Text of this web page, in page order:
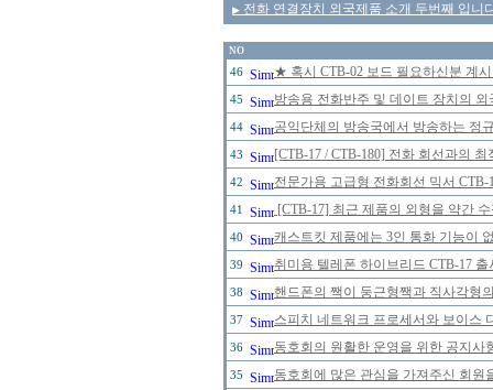
▶ 전화 연결장치 외국제품 소개 두번째 입니
NO
46 ★ 혹시 CTB-02 보드 필요하신분 계
45 방송용 전화반주 및 데이트 장치의
44 공익단체의 방송국에서 방송하는 정
43 [CTB-17 / CTB-180] 전화 회선과의
42 전문가용 고급형 전화회선 믹서
41 [CTB-17] 최근 제품의 외형을 약간
40 캐스트킷 제품에는 3인 통화 기능이
39 취미용 텔레폰 하이브리드 CTB-17
38 핸드폰의 짹이 둥근형짹과 직사각형
37 스피치 네트워크 프로세서와 보이스
36 동호회의 원활한 운영을 위한 공지사
35 동호회에 많은 관심을 가져주신 회